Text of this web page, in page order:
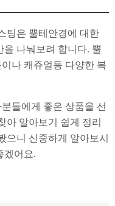
팅은 뿔테안경에 대한
나눠보려 합니다. 뿔
나 캐쥬얼등 다양한 복
들에게 좋은 상품을 선
아 알아보기 쉽게 정리
으니 신중하게 알아보시
겠어요.